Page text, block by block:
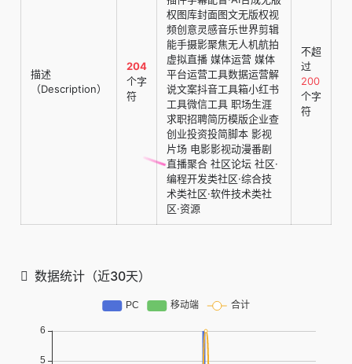
描述
（Description）
204
个字
符
权图库封面图文无版权视
频创意灵感音乐世界剪辑
能手摄影聚焦无人机航拍
虚拟直播 媒体运营 媒体
平台运营工具数据运营解
说文案抖音工具箱小红书
工具微信工具 职场生涯
求职招聘简历模版企业查
创业投资投简脚本 影视
片场 电影影视动漫番剧
直播聚合 社区论坛 社区·
编程开发类社区·综合技
术类社区·软件技术类社
区·资源
不超
过
200
个字
符
数据统计（近30天）